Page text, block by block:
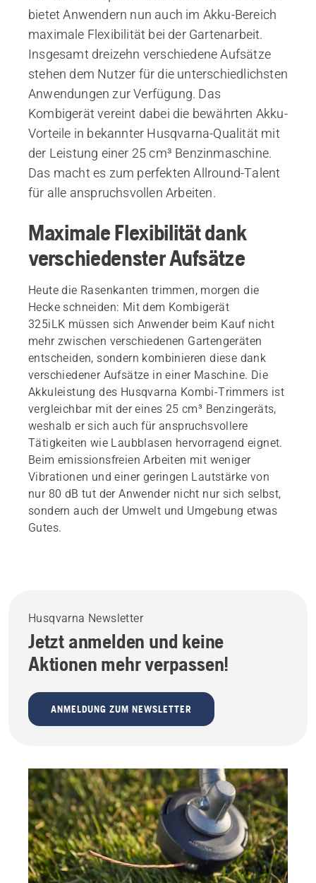
bietet Anwendern nun auch im Akku-Bereich
maximale Flexibilität bei der Gartenarbeit.
Insgesamt dreizehn verschiedene Aufsätze
stehen dem Nutzer für die unterschiedlichsten
Anwendungen zur Verfügung. Das
Kombigerät vereint dabei die bewährten Akku-
Vorteile in bekannter Husqvarna-Qualität mit
der Leistung einer 25 cm³ Benzinmaschine.
Das macht es zum perfekten Allround-Talent
für alle anspruchsvollen Arbeiten.
Maximale Flexibilität dank
verschiedenster Aufsätze
Heute die Rasenkanten trimmen, morgen die
Hecke schneiden: Mit dem Kombigerät
325iLK müssen sich Anwender beim Kauf nicht
mehr zwischen verschiedenen Gartengeräten
entscheiden, sondern kombinieren diese dank
verschiedener Aufsätze in einer Maschine. Die
Akkuleistung des Husqvarna Kombi-Trimmers ist
vergleichbar mit der eines 25 cm³ Benzingeräts,
weshalb er sich auch für anspruchsvollere
Tätigkeiten wie Laubblasen hervorragend eignet.
Beim emissionsfreien Arbeiten mit weniger
Vibrationen und einer geringen Lautstärke von
nur 80 dB tut der Anwender nicht nur sich selbst,
sondern auch der Umwelt und Umgebung etwas
Gutes.
Husqvarna Newsletter
Jetzt anmelden und keine
Aktionen mehr verpassen!
ANMELDUNG ZUM NEWSLETTER